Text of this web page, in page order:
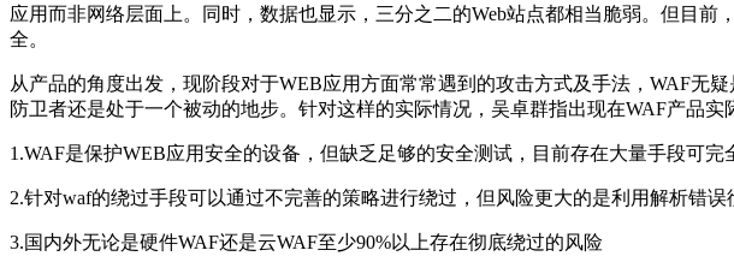
应用而非网络层面上。同时，数据也显示，三分之二的Web站点都相当脆弱。但目
全。
从产品的角度出发，现阶段对于WEB应用方面常常遇到的攻击方式及手法，WAF无
防卫者还是处于一个被动的地步。针对这样的实际情况，吴卓群指出现在WAF产品实
1.WAF是保护WEB应用安全的设备，但缺乏足够的安全测试，目前存在大量手段可
2.针对waf的绕过手段可以通过不完善的策略进行绕过，但风险更大的是利用解析错误
3.国内外无论是硬件WAF还是云WAF至少90%以上存在彻底绕过的风险